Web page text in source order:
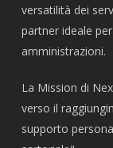
versatilità dei
partner ideale
amministrazioni.
La Mission di
verso il
supporto